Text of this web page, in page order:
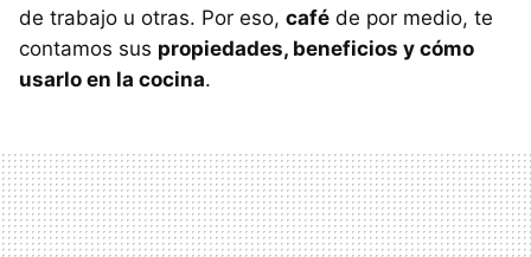
de trabajo u otras. Por eso, café de por medio, te
contamos sus propiedades, beneficios y cómo
usarlo en la cocina.